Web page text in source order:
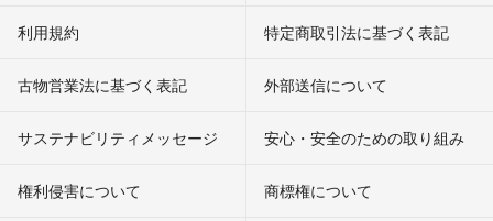
利用規約 特定商取引法に基づく表記
古物営業法に基づく表記 外部送信について
サステナビリティメッセージ 安心・安全のための取り組み
権利侵害について
商標権について